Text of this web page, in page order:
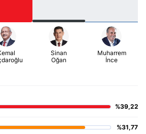
%39,22
%31,77